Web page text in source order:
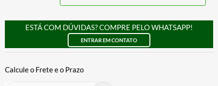
ESTÁ COM DÚVIDAS? COMPRE PELO WHATSAPP!
ENTRAR EM CONTATO